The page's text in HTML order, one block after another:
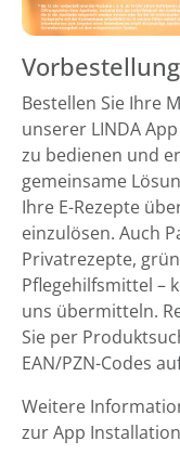
Bestellen Sie Ihre
unserer LINDA
zu bedienen und
gemeinsame
Ihre E-Rezepte
einzulösen. Auch
Privatrezepte,
Pflegehilfsmittel –
uns übermitteln.
Sie per
EAN/PZN-Codes
Weitere
zur App